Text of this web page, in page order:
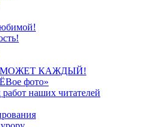
МОЖЕТ КАЖДЫЙ!
фото»
наших читателей